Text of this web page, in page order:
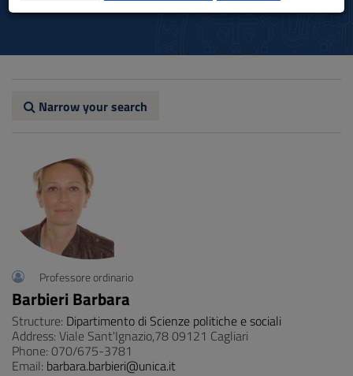
to
Go
Narrow your search
Professore ordinario
Barbieri Barbara
Structure: Dipartimento di Scienze politiche e sociali
Address: Viale Sant'Ignazio,78 09121 Cagliari
Phone: 070/675-3781
Email: barbara.barbieri@unica.it